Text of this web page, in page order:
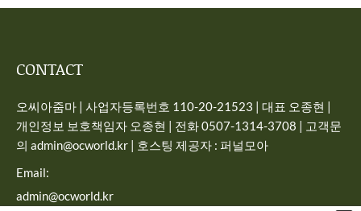
CONTACT
오씨아줌마 | 사업자등록번호 110-20-21523 | 대표 오종현 |
개인정보 보호책임자 오종현 | 전화 0507-1314-3708 | 고객문
의 admin@ocworld.kr | 호스팅 제공자 : 퍼널모아
Email:
admin@ocworld.kr